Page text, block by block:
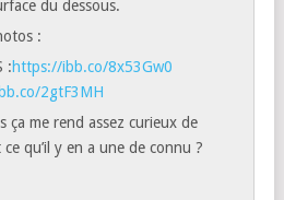
du dessous.
:
:https://ibb.co/8x53Gw0
2gtF3MH
ça me rend assez curieux de
qu’il y en a une de connu ?